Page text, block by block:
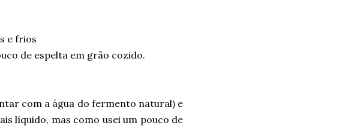
e frios
de espelta em grão cozido.
com a água do fermento natural) e
líquido, mas como usei um pouco de